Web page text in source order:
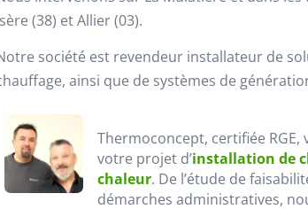
(38) et Allier (03).
société est revendeur installateur de
ainsi que de systèmes de
Thermoconcept, certifiée RGE,
votre projet d’installation de
chaleur. De l’étude de
démarches administratives,